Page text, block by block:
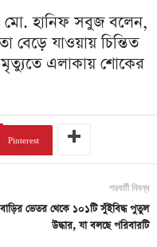
মো. হানিফ সবুজ বলেন,
বেড়ে যাওয়ায় চিন্তিত
এলাকায় শোকের
Pinterest
পরবর্তী নিবন্ধ
বাড়ির ভেতর থেকে ১০১টি সুঁইবিদ্ধ পুতুল
উদ্ধার, যা বলছে পরিবারটি